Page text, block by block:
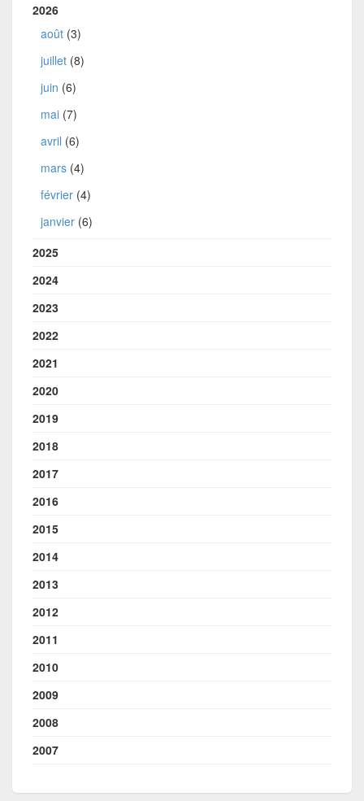
2026
août (3)
juillet (8)
juin (6)
mai (7)
avril (6)
mars (4)
février (4)
janvier (6)
2025
2024
2023
2022
2021
2020
2019
2018
2017
2016
2015
2014
2013
2012
2011
2010
2009
2008
2007